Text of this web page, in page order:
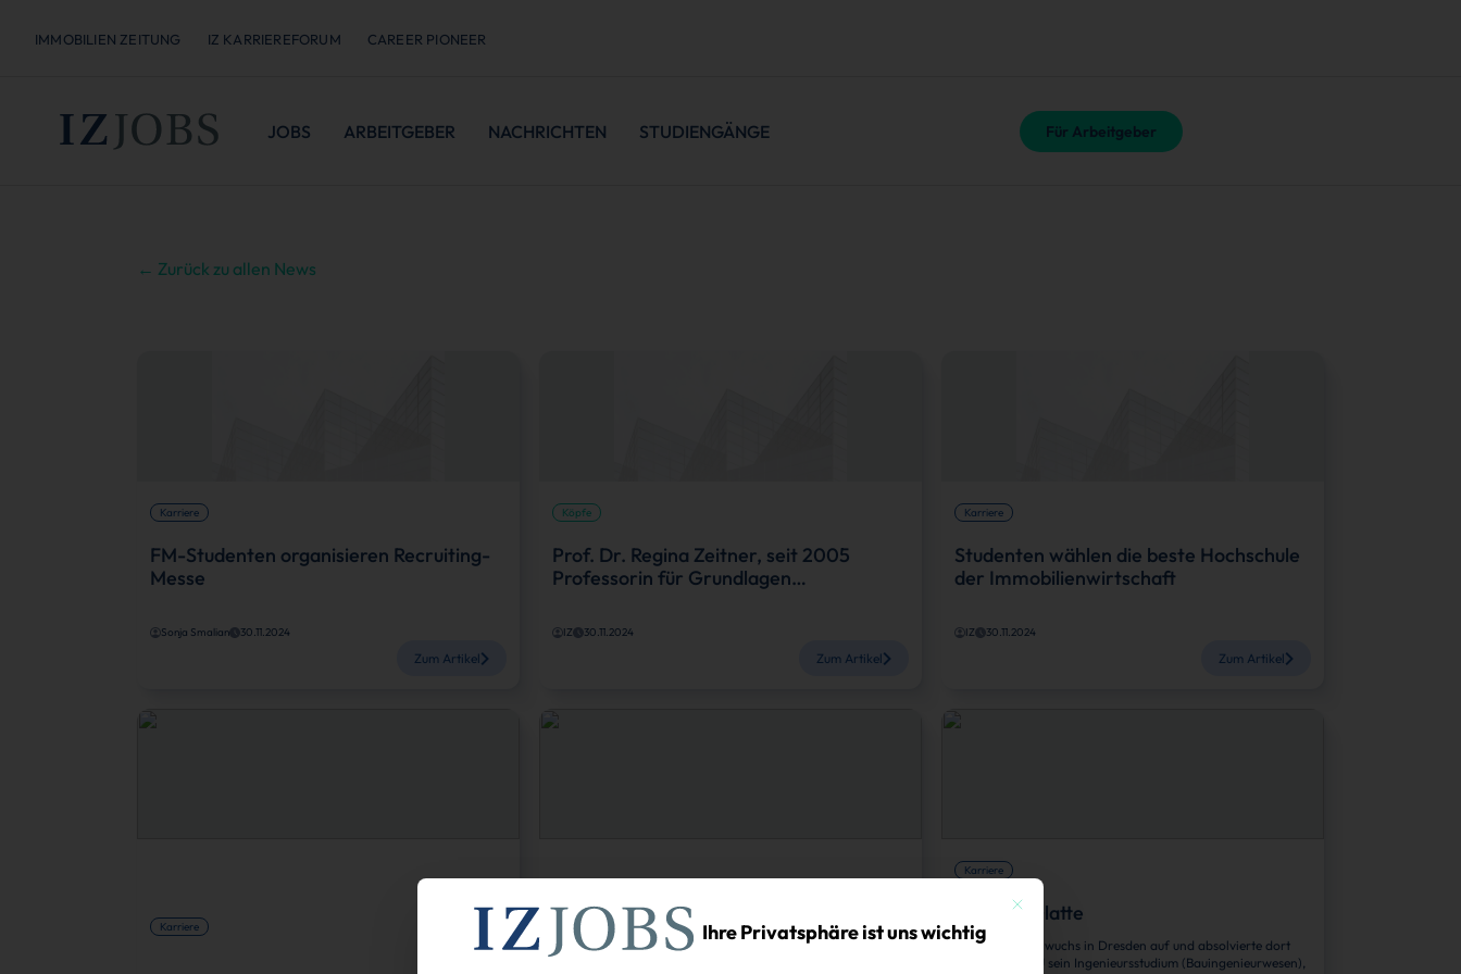
IMMOBILIEN ZEITUNG IZ KARRIEREFORUM CAREER PIONEER
JOBS ARBEITGEBER NACHRICHTEN STUDIENGÄNGE Für Arbeitgeber
← Zurück zu allen News
Karriere
FM-Studenten organisieren Recruiting-
Messe
Sonja Smalian 30.11.2024
Zum Artikel
Köpfe
Prof. Dr. Regina Zeitner, seit 2005
Professorin für Grundlagen…
IZ 30.11.2024
Zum Artikel
Karriere
Studenten wählen die beste Hochschule
der Immobilienwirtschaft
IZ 30.11.2024
Zum Artikel
Karriere
Karriere
Karriere
Thomas Glatte
Thomas Glatte wuchs in Dresden auf und absolvierte dort
auch an der TU sein Ingenieursstudium (Bauingenieurwesen),
Mit diesem Button wird der Dialog geschlossen. Seine Funktionalität ist identisch mit der
Ihre Privatsphäre ist uns wichtig